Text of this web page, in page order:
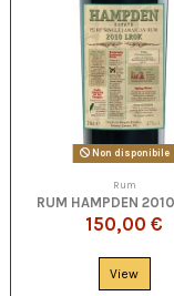
Non disponibile
Rum
RUM HAMPDEN
150,00 €
View